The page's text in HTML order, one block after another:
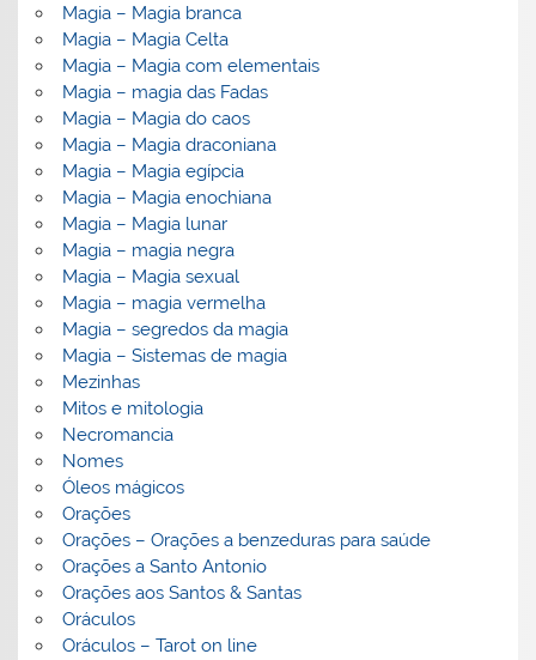
Magia – Magia branca
Magia – Magia Celta
Magia – Magia com elementais
Magia – magia das Fadas
Magia – Magia do caos
Magia – Magia draconiana
Magia – Magia egípcia
Magia – Magia enochiana
Magia – Magia lunar
Magia – magia negra
Magia – Magia sexual
Magia – magia vermelha
Magia – segredos da magia
Magia – Sistemas de magia
Mezinhas
Mitos e mitologia
Necromancia
Nomes
Óleos mágicos
Orações
Orações – Orações a benzeduras para saúde
Orações a Santo Antonio
Orações aos Santos & Santas
Oráculos
Oráculos – Tarot on line